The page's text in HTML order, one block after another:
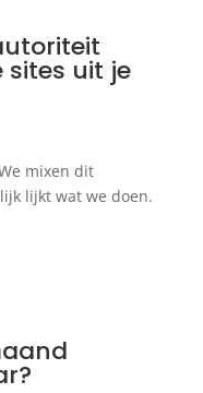
sites uit je
mixen dit
lijkt wat we doen.